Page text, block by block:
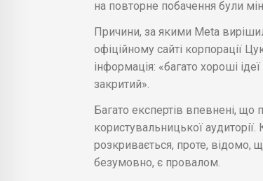
на повторне побачення були
Причини, за якими Meta
офіційному сайті корпорації
інформація: «багато хороші
закритий».
Багато експертів впевнені,
користувальницької
розкривається, проте, відомо,
безумовно, є провалом.